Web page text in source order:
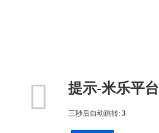
 提示-米乐平台
三秒后自动跳转: 3